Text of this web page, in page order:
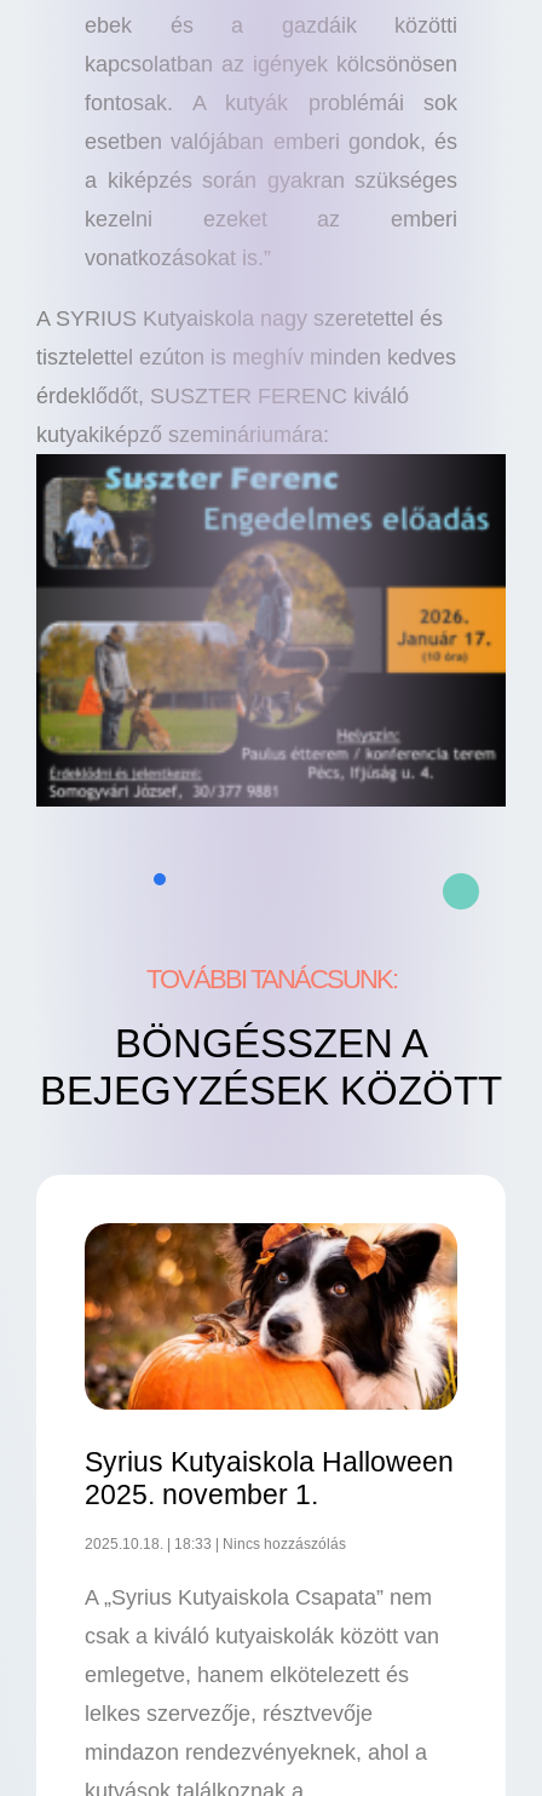
ebek és a gazdáik közötti
kapcsolatban az igények kölcsönösen
fontosak. A kutyák problémái sok
esetben valójában emberi gondok, és
a kiképzés során gyakran szükséges
kezelni ezeket az emberi
vonatkozásokat is.”
A SYRIUS Kutyaiskola nagy szeretettel és
tisztelettel ezúton is meghív minden kedves
érdeklődőt, SUSZTER FERENC kiváló
kutyakiképző szemináriumára:
TOVÁBBI TANÁCSUNK:
BÖNGÉSSZEN A
BEJEGYZÉSEK KÖZÖTT
Syrius Kutyaiskola Halloween
2025. november 1.
2025.10.18. 18:33 Nincs hozzászólás
A „Syrius Kutyaiskola Csapata” nem
csak a kiváló kutyaiskolák között van
emlegetve, hanem elkötelezett és
lelkes szervezője, résztvevője
mindazon rendezvényeknek, ahol a
kutyások találkoznak a